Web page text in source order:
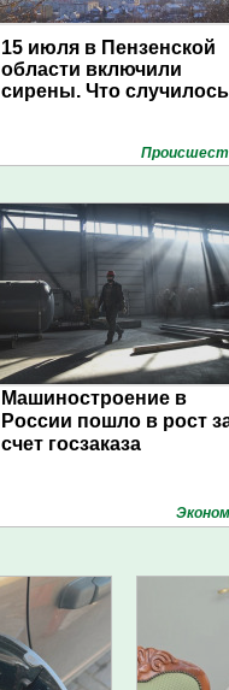
15 июля в Пензенской
области включили
сирены. Что
Машиностроение в
России пошло в рост
счет госзаказа